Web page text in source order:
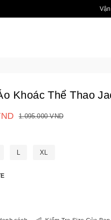
Khoác Thể Thao
1.095.000 VND
L XL